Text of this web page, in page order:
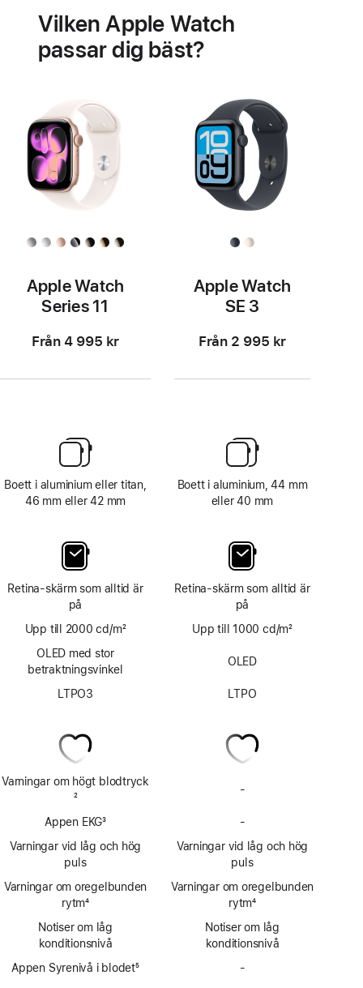
Vilken Apple Watch
passar dig bäst?
Apple Watch
Series 11
Från 4 995 kr
Boett i aluminium eller titan,
46 mm eller 42 mm
Retina-skärm som alltid är
på
Upp till 2000 cd/m²
OLED med stor
betraktningsvinkel
LTPO3
Varningar om högt blodtryck
2
Appen EKG3
Varningar vid låg och hög
puls
Varningar om oregelbunden
rytm4
Notiser om låg
konditionsnivå
Appen Syrenivå i blodet5
Apple Watch
SE 3
Från 2 995 kr
Boett i aluminium, 44 mm
eller 40 mm
Retina-skärm som alltid är
på
Upp till 1000 cd/m²
OLED
LTPO
-
om
högt
blodtryck
-
inte
EKG-
appen
Varningar vid låg och hög
puls
Varningar om oregelbunden
rytm4
Notiser om låg
konditionsnivå
-